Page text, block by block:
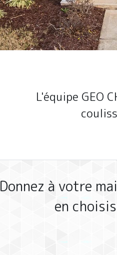
L'équipe GEO
Donnez à votre
en